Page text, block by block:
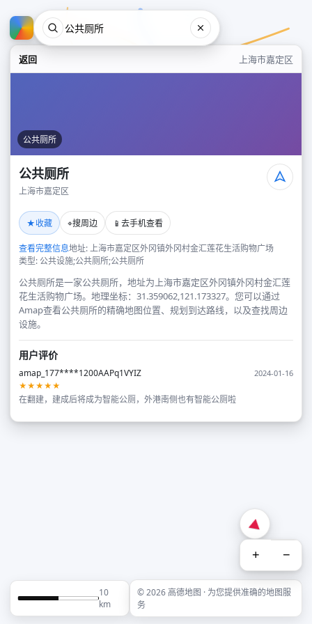
返回 上海市嘉定区
公共厕所
公共厕所
上海市嘉定区
★收藏 ⌖搜周边 📱 去手机查看
查看完整信息地址: 上海市嘉定区外冈镇外冈村金汇莲花生活购物广场
类型: 公共设施;公共厕所;公共厕所
公共厕所是一家公共厕所，地址为上海市嘉定区外冈镇外冈村金汇莲
花生活购物广场。地理坐标：31.359062,121.173327。您可以通过
Amap查看公共厕所的精确地图位置、规划到达路线，以及查找周边
设施。
用户评价
amap_177****1200AAPq1VYIZ
2024-01-16
★★★★★
在翻建，建成后将成为智能公厕，外港南侧也有智能公厕啦
+ −
10
km
© 2026 高德地图 · 为您提供准确的地图服
务